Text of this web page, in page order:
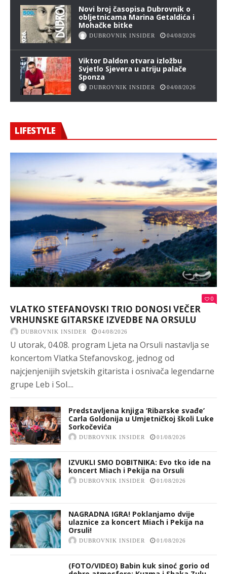
Novi broj časopisa Dubrovnik o
obljetnicama Marina Getaldića i
Mohačke bitke
DUBROVNIK INSIDER 04/08/2026
Viktor Daldon otvara izložbu
Svjetlo Sjevera u atriju palače
Sponza
DUBROVNIK INSIDER 04/08/2026
LIFESTYLE
0
VLATKO STEFANOVSKI TRIO DONOSI VEČER
VRHUNSKE GITARSKE IZVEDBE NA ORSULU
DUBROVNIK INSIDER 04/08/2026
U utorak, 04.08. program Ljeta na Orsuli nastavlja se
koncertom Vlatka Stefanovskog, jednog od
najcjenjenijih svjetskih gitarista i osnivača legendarne
grupe Leb i Sol....
Predstavljena knjiga ‘Ribarske svađe’
Carla Goldonija u Umjetničkoj školi Luke
Sorkočevića
DUBROVNIK INSIDER 01/08/2026
IZVUKLI SMO DOBITNIKA: Evo tko ide na
koncert Miach i Pekija na Orsuli
DUBROVNIK INSIDER 01/08/2026
NAGRADNA IGRA! Poklanjamo dvije
ulaznice za koncert Miach i Pekija na
Orsuli!
DUBROVNIK INSIDER 01/08/2026
(FOTO/VIDEO) Babin kuk sinoć gorio od